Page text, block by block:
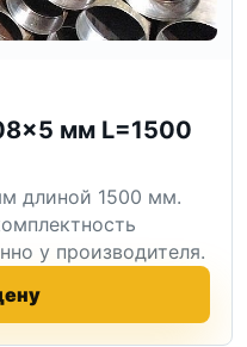
мм L=1500
длиной 1500 мм.
у производителя.